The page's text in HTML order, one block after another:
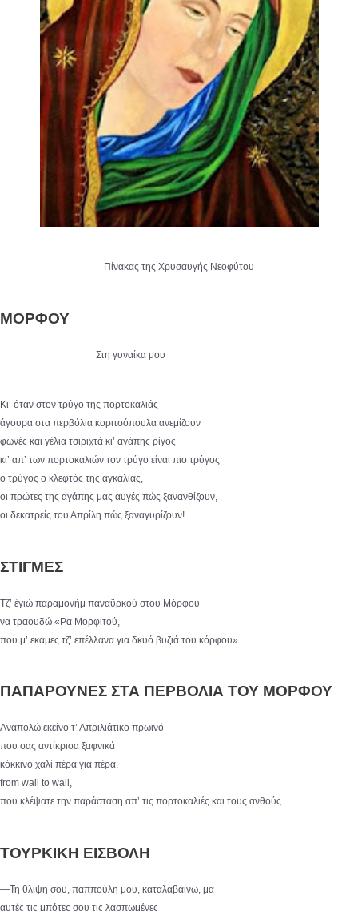
Πίνακας της Χρυσαυγής Νεοφύτου
ΜΟΡΦΟΥ
Στη γυναίκα μου
Κι’ όταν στον τρύγο της πορτοκαλιάς
άγουρα στα περβόλια κοριτσόπουλα ανεμίζουν
φωνές και γέλια τσιριχτά κι’ αγάπης ρίγος
κι’ απ’ των πορτοκαλιών τον τρύγο είναι πιο τρύγος
ο τρύγος ο κλεφτός της αγκαλιάς,
οι πρώτες της αγάπης μας αυγές πώς ξανανθίζουν,
οι δεκατρείς του Απρίλη πώς ξαναγυρίζουν!
ΣΤΙΓΜΕΣ
Τζ’ έγιώ παραμονήμ παναϋρκού στου Μόρφου
να τραουδώ «Ρα Μορφιτού,
που μ’ εκαμες τζ’ επέλλανα για δκυό βυζιά του κόρφου».
ΠΑΠΑΡΟΥΝΕΣ ΣΤΑ ΠΕΡΒΟΛΙΑ ΤΟΥ ΜΟΡΦΟΥ
Αναπολώ εκείνο τ’ Απριλιάτικο πρωινό
που σας αντίκρισα ξαφνικά
κόκκινο χαλί πέρα για πέρα,
from wall to wall,
που κλέψατε την παράσταση απ’ τις πορτοκαλιές και τους ανθούς.
ΤΟΥΡΚΙΚΗ ΕΙΣΒΟΛΗ
—Τη θλίψη σου, παππούλη μου, καταλαβαίνω, μα
αυτές τις μπότες σου τις λασπωμένες